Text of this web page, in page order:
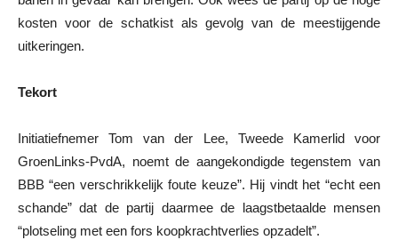
kosten voor de schatkist als gevolg van de meestijgende
uitkeringen.
Tekort
Initiatiefnemer Tom van der Lee, Tweede Kamerlid voor
GroenLinks-PvdA, noemt de aangekondigde tegenstem van
BBB “een verschrikkelijk foute keuze”. Hij vindt het “echt een
schande” dat de partij daarmee de laagstbetaalde mensen
“plotseling met een fors koopkrachtverlies opzadelt”.